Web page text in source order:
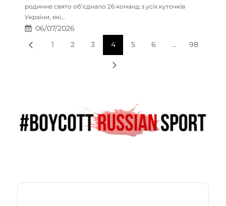
родинне свято об’єднало 26 команд з усіх куточків
України, які…
06/07/2026
1
2 3 4 5 6 … 98